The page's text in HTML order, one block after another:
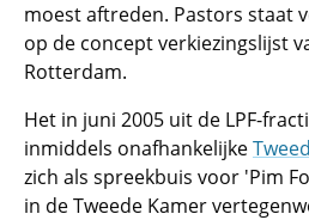
moest aftreden. Pastors staat
op de concept verkiezingslijst
Rotterdam.
Het in juni 2005 uit de LPF-
inmiddels onafhankelijke
zich als spreekbuis voor 'Pim
in de Tweede Kamer